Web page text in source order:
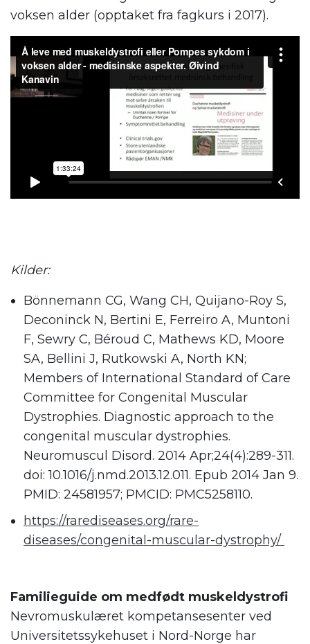
voksen alder (opptaket fra fagkurs i 2017).
Kilder:
Bönnemann CG, Wang CH, Quijano-Roy S,
Deconinck N, Bertini E, Ferreiro A, Muntoni
F, Sewry C, Béroud C, Mathews KD, Moore
SA, Bellini J, Rutkowski A, North KN;
Members of International Standard of Care
Committee for Congenital Muscular
Dystrophies. Diagnostic approach to the
congenital muscular dystrophies.
Neuromuscul Disord. 2014 Apr;24(4):289-311.
doi: 10.1016/j.nmd.2013.12.011. Epub 2014 Jan 9.
PMID: 24581957; PMCID: PMC5258110.
https://rarediseases.org/rare-
diseases/congenital-muscular-dystrophy/
Familieguide om medfødt muskeldystrofi
Nevromuskulæret kompetansesenter ved
Universitetssykehuset i Nord-Norge har